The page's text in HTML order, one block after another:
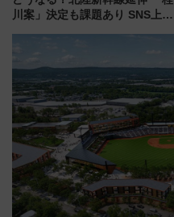
川案」決定も課題あり SNS上の